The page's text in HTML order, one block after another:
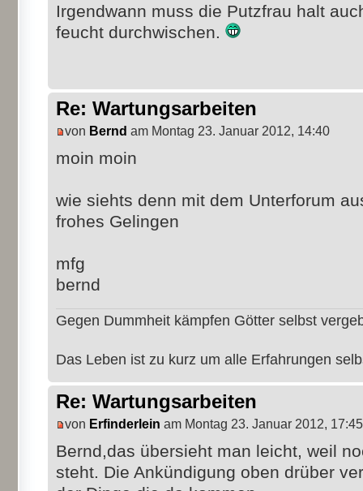
Irgendwann muss die Putzfrau halt
feucht durchwischen.
Re: Wartungsarbeiten
von Bernd am Montag 23. Januar 2012, 14:40
moin moin
wie siehts denn mit dem Unterforum
frohes Gelingen
mfg
bernd
Gegen Dummheit kämpfen Götter selbst
Das Leben ist zu kurz um alle Erfahrungen
Re: Wartungsarbeiten
von Erfinderlein am Montag 23. Januar 2012, 17:45
Bernd,das übersieht man leicht, weil
steht. Die Ankündigung oben drüber